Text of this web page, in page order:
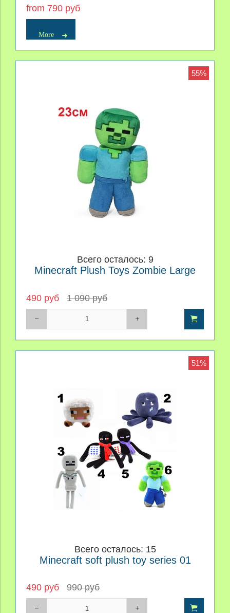
from 790 руб
More
55%
Всего осталось: 9
Minecraft Plush Toys Zombie Large
490 руб 1 090 руб
51%
Всего осталось: 15
Minecraft soft plush toy series 01
490 руб 990 руб